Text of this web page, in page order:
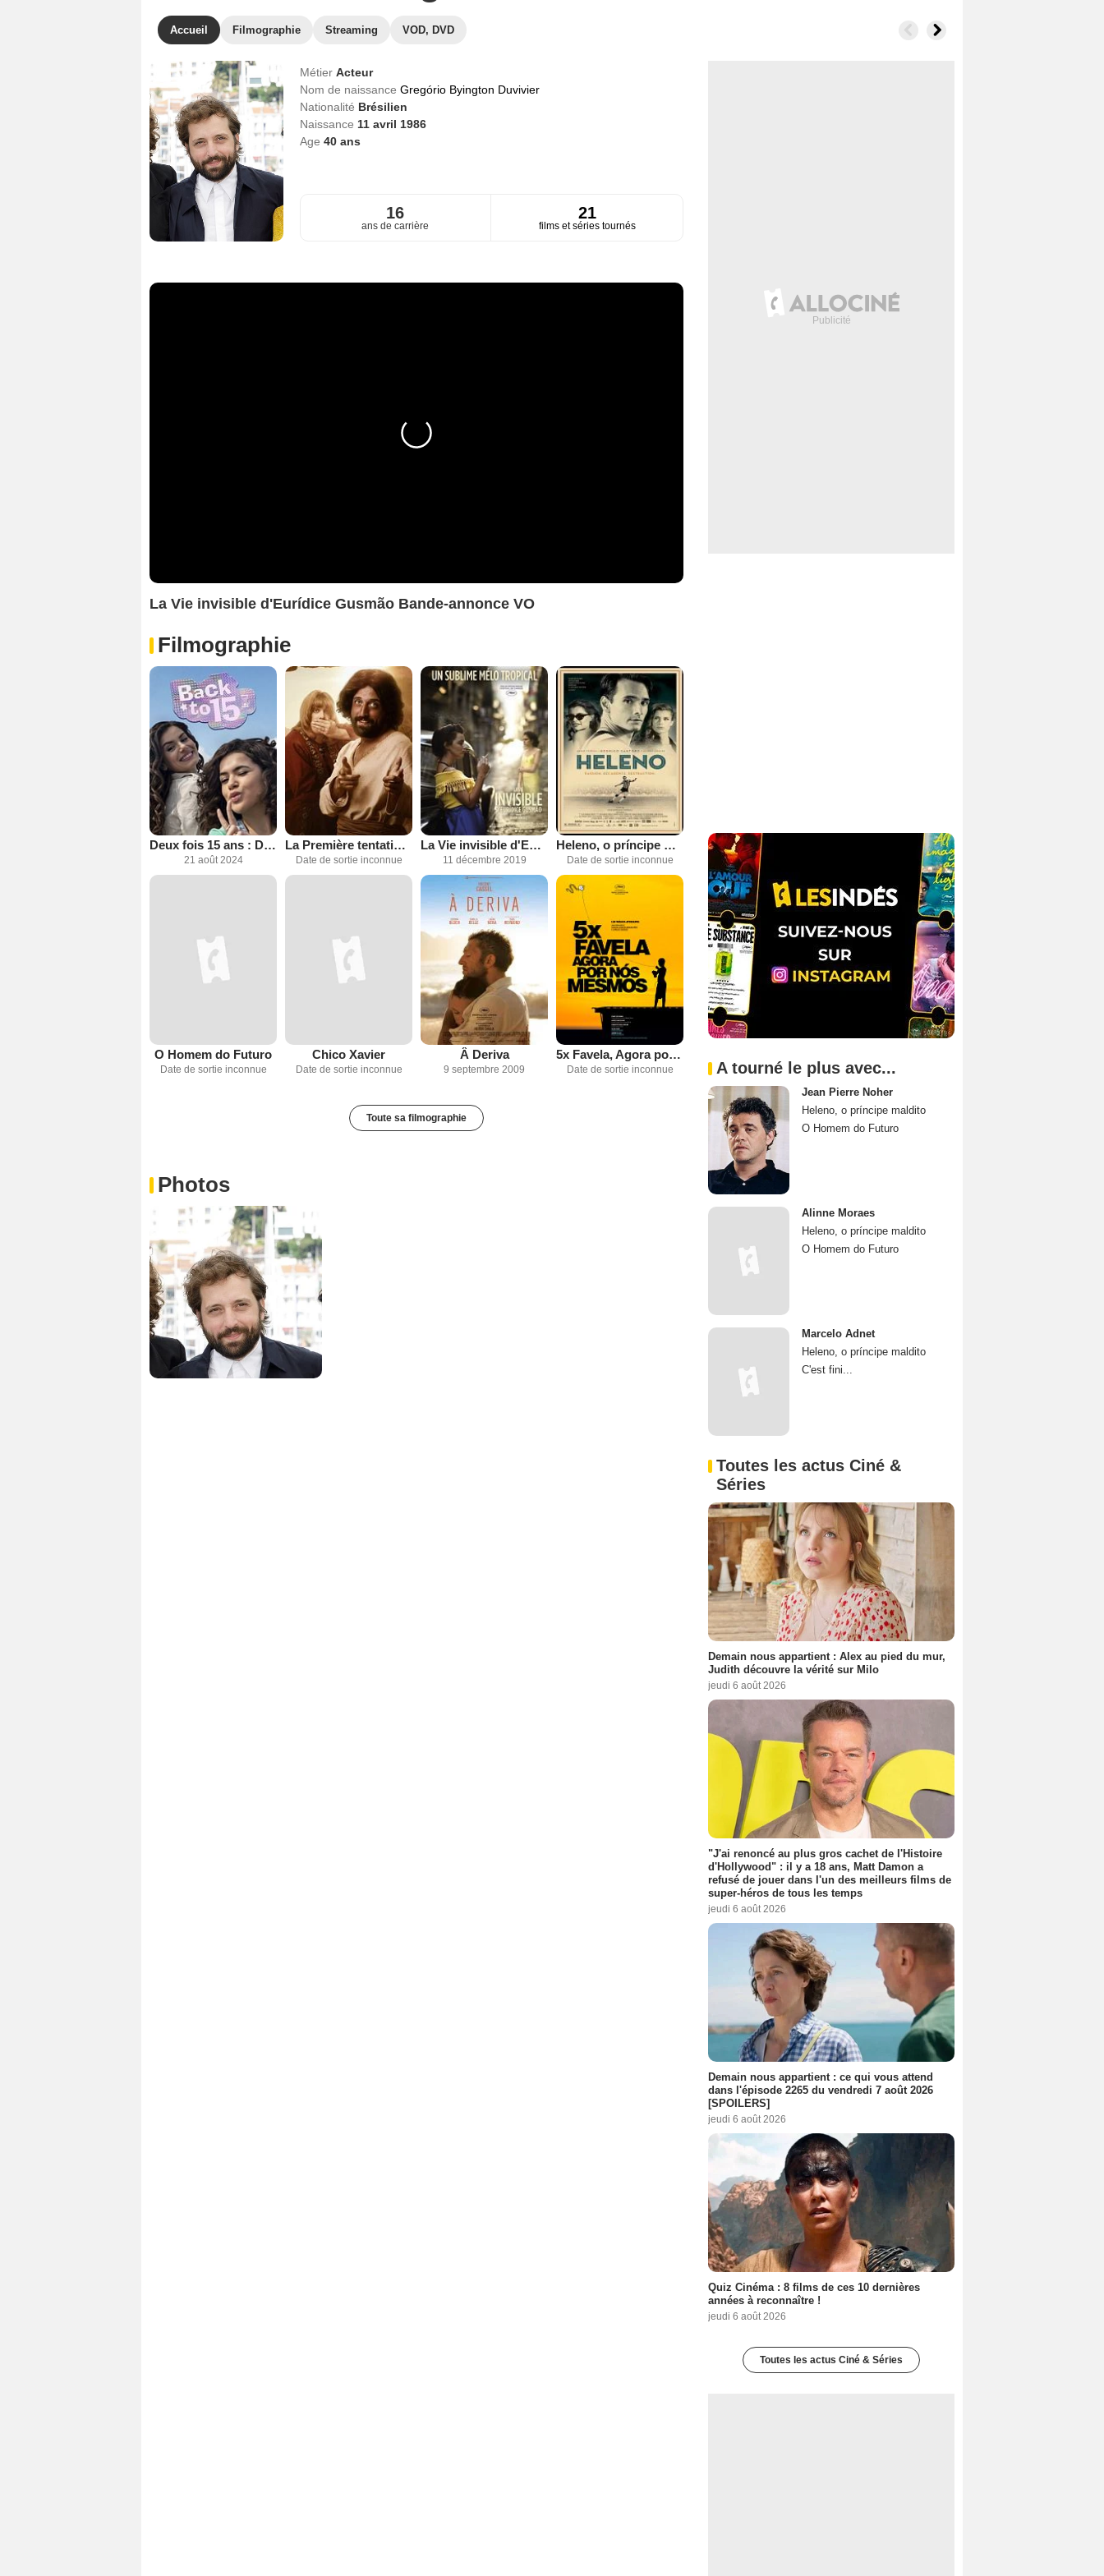
Accueil Filmographie Streaming VOD, DVD
Métier Acteur
Nom de naissance Gregório Byington Duvivier
Nationalité Brésilien
Naissance 11 avril 1986
Age 40ans
16
ans de carrière
21
films et séries tournés
La Vie invisible d'Eurídice Gusmão Bande-annonce VO
Filmographie
Deux fois 15 ans : Deux fois 18 ans
21 août 2024
La Première tentation du christ
Date de sortie inconnue
La Vie invisible d'Eurídice Gusmão
11 décembre 2019
Heleno, o príncipe maldito
Date de sortie inconnue
O Homem do Futuro
Date de sortie inconnue
Chico Xavier
Date de sortie inconnue
Â Deriva
9 septembre 2009
5x Favela, Agora por Nós Mesmos
Date de sortie inconnue
Toute sa filmographie
Photos
A tourné le plus avec...
Jean Pierre Noher
Heleno, o príncipe maldito
O Homem do Futuro
Alinne Moraes
Heleno, o príncipe maldito
O Homem do Futuro
Marcelo Adnet
Heleno, o príncipe maldito
C'est fini...
Toutes les actus Ciné &
Séries
Demain nous appartient : Alex au pied du mur,
Judith découvre la vérité sur Milo
jeudi 6 août 2026
"J'ai renoncé au plus gros cachet de l'Histoire
d'Hollywood" : il y a 18 ans, Matt Damon a
refusé de jouer dans l'un des meilleurs films de
super-héros de tous les temps
jeudi 6 août 2026
Demain nous appartient : ce qui vous attend
dans l'épisode 2265 du vendredi 7 août 2026
[SPOILERS]
jeudi 6 août 2026
Quiz Cinéma : 8 films de ces 10 dernières
années à reconnaître !
jeudi 6 août 2026
Toutes les actus Ciné & Séries